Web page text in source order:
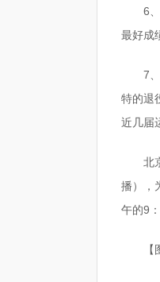
6
最好成
7
特的退
近几届
北
播），
午的9